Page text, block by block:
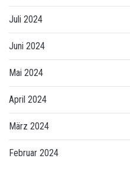
Juli 2024
Juni 2024
Mai 2024
April 2024
März 2024
Februar 2024